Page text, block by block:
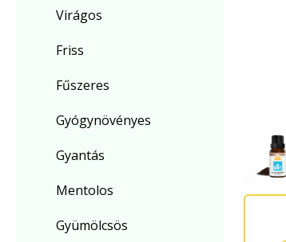
Virágos
Friss
Fűszeres
Gyógynövényes
Gyantás
Mentolos
Gyümölcsös